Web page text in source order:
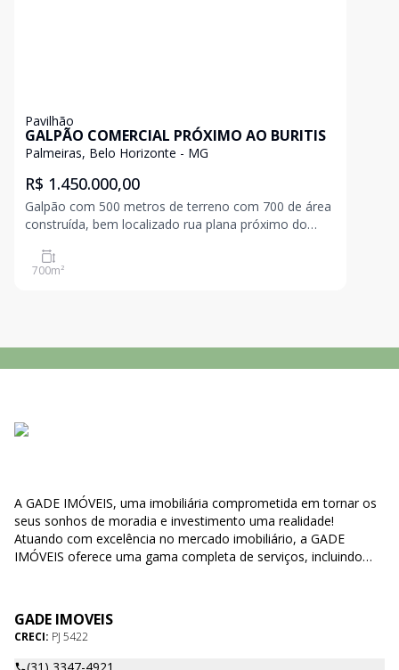
Pavilhão
GALPÃO COMERCIAL PRÓXIMO AO BURITIS
Palmeiras, Belo Horizonte - MG
R$ 1.450.000,00
Galpão com 500 metros de terreno com 700 de área
construída, bem localizado rua plana próximo do
700m²
A GADE IMÓVEIS, uma imobiliária comprometida em tornar os
seus sonhos de moradia e investimento uma realidade!
Atuando com excelência no mercado imobiliário, a GADE
IMÓVEIS oferece uma gama completa de serviços, incluindo
missão é simplificar o processo de encontrar o lar perfeito para
você, tornando-o uma experiência agradável e sem
complicações. Nosso compromisso com a qualidade é o que
nos diferencia. Utilizamos métodos eficazes e modernos,
GADE IMOVEIS
CRECI: PJ 5422